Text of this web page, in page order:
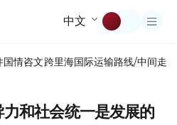
中文
国情咨文跨里海国际运输路线/中间走廊
和社会统一是发展的